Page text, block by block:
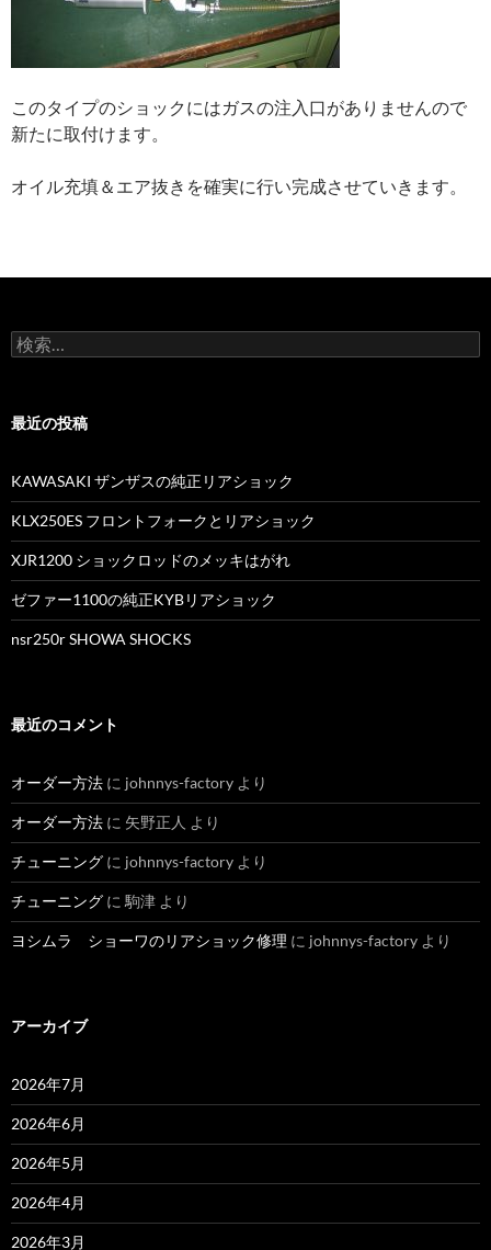
このタイプのショックにはガスの注入口がありませんので
新たに取付けます。
オイル充填＆エア抜きを確実に行い完成させていきます。
検
索
最近の投稿
KAWASAKI ザンザスの純正リアショック
KLX250ES フロントフォークとリアショック
XJR1200 ショックロッドのメッキはがれ
ゼファー1100の純正KYBリアショック
nsr250r SHOWA SHOCKS
最近のコメント
オーダー方法 に johnnys-factory より
オーダー方法 に 矢野正人 より
チューニング に johnnys-factory より
チューニング に 駒津 より
ヨシムラ ショーワのリアショック修理 に johnnys-factory より
アーカイブ
2026年7月
2026年6月
2026年5月
2026年4月
2026年3月